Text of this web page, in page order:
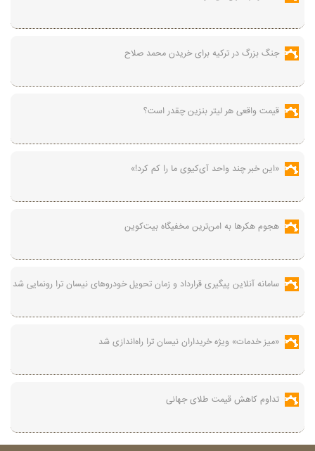
جنگ بزرگ در ترکیه برای خریدن محمد صلاح
قیمت واقعی هر لیتر بنزین چقدر است؟
«این خبر چند واحد آی‌کیوی ما را کم کرد!»
هجوم هکرها به امن‌ترین مخفیگاه بیت‌کوین
سامانه آنلاین پیگیری قرارداد‌ و زمان تحویل خودرو‌های نیسان ترا رونمایی شد
«میز خدمات» ویژه خریداران نیسان ترا راه‌اندازی شد
تداوم کاهش قیمت طلای جهانی